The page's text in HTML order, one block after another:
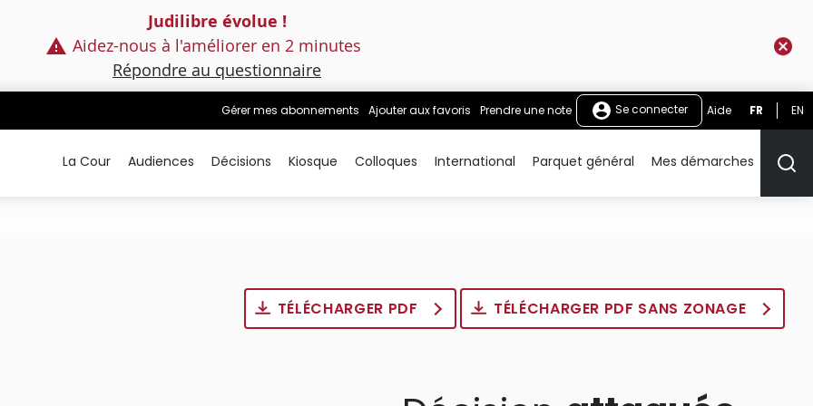
Judilibre évolue !
Aidez-nous à l'améliorer en 2 minutes
Répondre au questionnaire
Gérer mes abonnements Ajouter aux favoris Prendre une note Se connecter Aide FR EN
La Cour Audiences Décisions Kiosque Colloques International Parquet général Mes démarches
TÉLÉCHARGER PDF TÉLÉCHARGER PDF SANS ZONAGE